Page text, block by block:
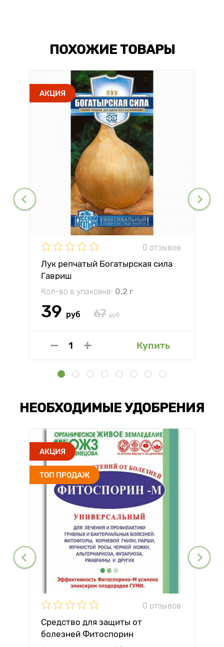
ПОХОЖИЕ ТОВАРЫ
АКЦИЯ
0 отзывов
Лук репчатый Богатырская сила
Гавриш
Кол-во в упаковке: 0.2 г
39 руб 67 руб
Купить
НЕОБХОДИМЫЕ УДОБРЕНИЯ
АКЦИЯ
ТОП ПРОДАЖ
0 отзывов
Средство для защиты от
болезней Фитоспорин